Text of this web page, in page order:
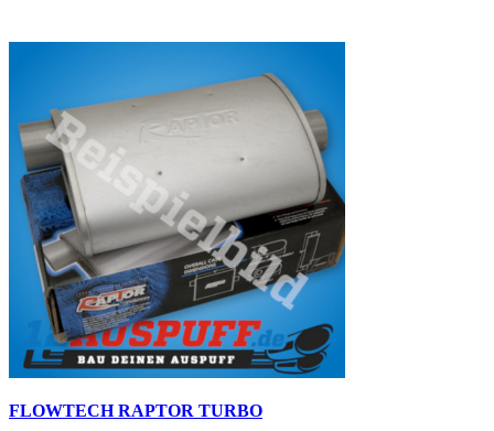
FLOWTECH RAPTOR TURBO